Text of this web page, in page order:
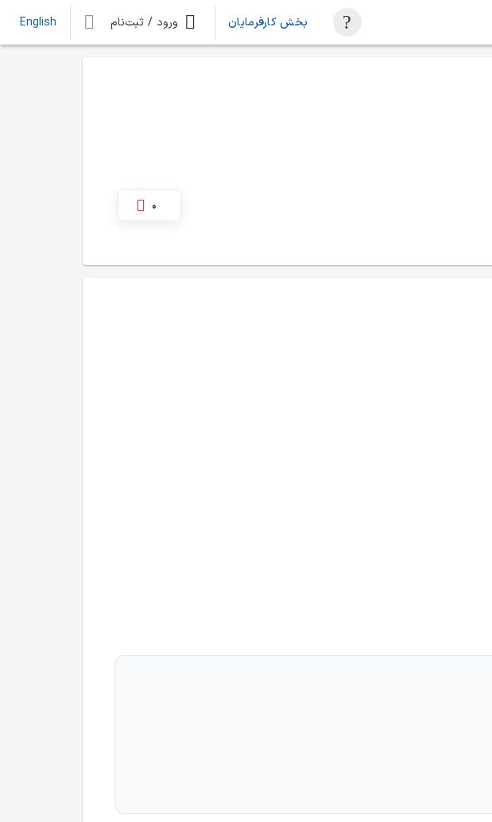
بخش کارفرمایان ورود / ثبت‌نام English
0